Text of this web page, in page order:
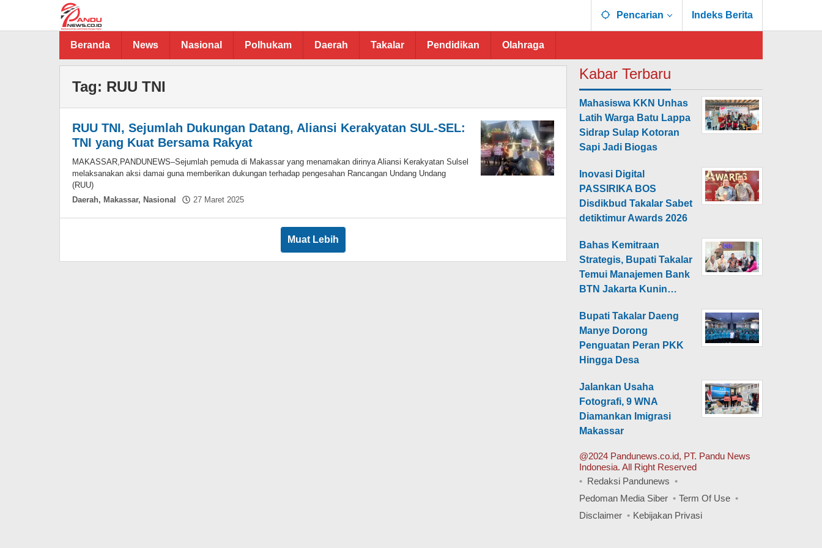
Pencarian Indeks Berita
Beranda News Nasional Polhukam Daerah Takalar Pendidikan Olahraga
Tag: RUU TNI
RUU TNI, Sejumlah Dukungan Datang, Aliansi Kerakyatan SUL-SEL:
TNI yang Kuat Bersama Rakyat
MAKASSAR,PANDUNEWS–Sejumlah pemuda di Makassar yang menamakan dirinya Aliansi Kerakyatan Sulsel
melaksanakan aksi damai guna memberikan dukungan terhadap pengesahan Rancangan Undang Undang
(RUU)
Daerah, Makassar, Nasional 27 Maret 2025
Muat Lebih
Kabar Terbaru
Mahasiswa KKN Unhas
Latih Warga Batu Lappa
Sidrap Sulap Kotoran
Sapi Jadi Biogas
Inovasi Digital
PASSIRIKA BOS
Disdikbud Takalar Sabet
detiktimur Awards 2026
Bahas Kemitraan
Strategis, Bupati Takalar
Temui Manajemen Bank
BTN Jakarta Kunin…
Bupati Takalar Daeng
Manye Dorong
Penguatan Peran PKK
Hingga Desa
Jalankan Usaha
Fotografi, 9 WNA
Diamankan Imigrasi
Makassar
@2024 Pandunews.co.id, PT. Pandu News
Indonesia. All Right Reserved
Redaksi Pandunews
Pedoman Media Siber
Term Of Use
Disclaimer
Kebijakan Privasi